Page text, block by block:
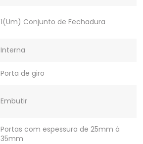
1(Um) Conjunto de Fechadura
Interna
Porta de giro
Embutir
Portas com espessura de 25mm à
35mm